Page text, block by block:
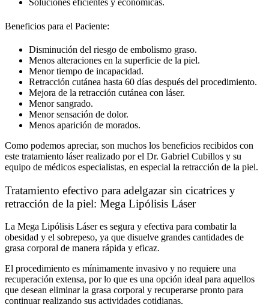
Soluciones eficientes y económicas.
Beneficios para el Paciente:
Disminución del riesgo de embolismo graso.
Menos alteraciones en la superficie de la piel.
Menor tiempo de incapacidad.
Retracción cutánea hasta 60 días después del procedimiento.
Mejora de la retracción cutánea con láser.
Menor sangrado.
Menor sensación de dolor.
Menos aparición de morados.
Como podemos apreciar, son muchos los beneficios recibidos con
este tratamiento láser realizado por el Dr. Gabriel Cubillos y su
equipo de médicos especialistas, en especial la retracción de la piel.
Tratamiento efectivo para adelgazar sin cicatrices y
retracción de la piel: Mega Lipólisis Láser
La Mega Lipólisis Láser es segura y efectiva para combatir la
obesidad y el sobrepeso, ya que disuelve grandes cantidades de
grasa corporal de manera rápida y eficaz.
El procedimiento es mínimamente invasivo y no requiere una
recuperación extensa, por lo que es una opción ideal para aquellos
que desean eliminar la grasa corporal y recuperarse pronto para
continuar realizando sus actividades cotidianas.